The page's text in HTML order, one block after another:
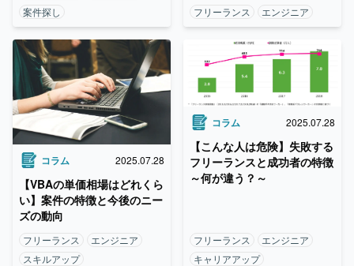
案件探し
フリーランス エンジニア
コラム 2025.07.28
【VBAの単価相場はどれくら
い】案件の特徴と今後のニー
ズの動向
フリーランス
エンジニア
スキルアップ
コラム 2025.07.28
【こんな人は危険】失敗する
フリーランスと成功者の特徴
～何が違う？～
フリーランス
エンジニア
キャリアアップ